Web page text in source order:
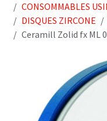
CONSOMMABLES
DISQUES ZIRCONE
Ceramill Zolid fx ML